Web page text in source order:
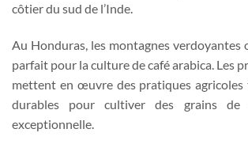
côtier du sud de l’Inde.
Au Honduras, les montagnes
parfait pour la culture de café arabica. Les
mettent en œuvre des pratiques
durables pour cultiver des grains de
exceptionnelle.